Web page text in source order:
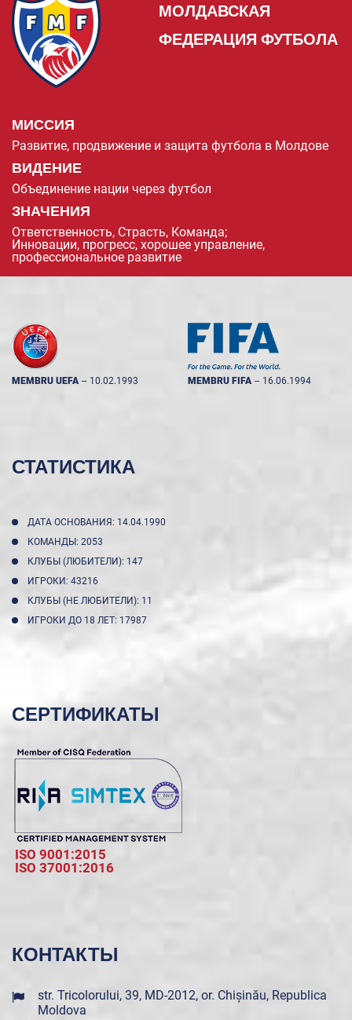
МОЛДАВСКАЯ
ФЕДЕРАЦИЯ ФУТБОЛА
МИССИЯ
Развитие, продвижение и защита футбола в Молдове
ВИДЕНИЕ
Объединение нации через футбол
ЗНАЧЕНИЯ
Ответственность, Страсть, Команда;
Инновации, прогресс, хорошее управление,
профессиональное развитие
MEMBRU UEFA -- 10.02.1993 MEMBRU FIFA -- 16.06.1994
СТАТИСТИКА
ДАТА ОСНОВАНИЯ: 14.04.1990
КОМАНДЫ: 2053
КЛУБЫ (ЛЮБИТЕЛИ): 147
ИГРОКИ: 43216
КЛУБЫ (НЕ ЛЮБИТЕЛИ): 11
ИГРОКИ ДО 18 ЛЕТ: 17987
СЕРТИФИКАТЫ
ISO 9001:2015
ISO 37001:2016
КОНТАКТЫ
str. Tricolorului, 39, MD-2012, or. Chișinău, Republica
Moldova